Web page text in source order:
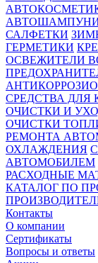
АВТОШАМПУНИ
САЛФЕТКИ
ГЕРМЕТИКИ
ОСВЕЖИТЕЛИ
СРЕДСТВА ДЛЯ
ОЧИСТКИ И
ОЧИСТКИ
РЕМОНТА
ОХЛАЖДЕНИЯ
АВТОМОБИЛЕМ
РАСХОДНЫЕ
КАТАЛОГ ПО
Контакты
О компании
Сертификаты
Вопросы и ответы